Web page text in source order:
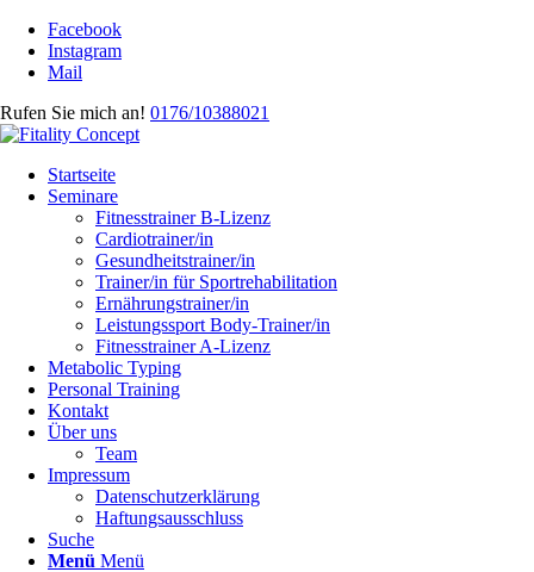
Facebook
Instagram
Mail
Rufen Sie mich an! 0176/10388021
Startseite
Seminare
Fitnesstrainer B-Lizenz
Cardiotrainer/in
Gesundheitstrainer/in
Trainer/in für Sportrehabilitation
Ernährungstrainer/in
Leistungssport Body-Trainer/in
Fitnesstrainer A-Lizenz
Metabolic Typing
Personal Training
Kontakt
Über uns
Team
Impressum
Datenschutzerklärung
Haftungsausschluss
Suche
Menü Menü